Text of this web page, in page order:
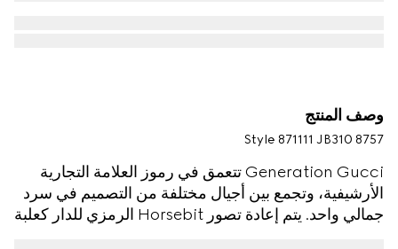
وصف المنتج
Style ‎871111 JB310 8757
Generation Gucci تتعمق في رموز العلامة التجارية
الأرشيفية، وتجمع بين أجيال مختلفة من التصميم في سرد
جمالي واحد. يتم إعادة تصور Horsebit الرمزي للدار كعلبة